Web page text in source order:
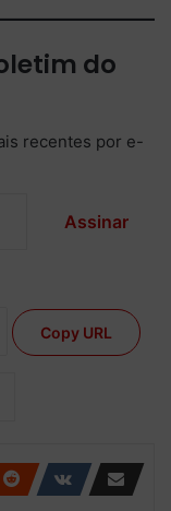
do
recentes por e-
Assinar
Copy URL